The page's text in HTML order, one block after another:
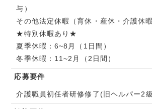
与）
その他法定休暇（育休・産休・介護休暇
★特別休暇あり★
夏季休暇：6~8月（1日間）
冬季休暇：11~2月（2日間）
応募要件
介護職員初任者研修修了(旧ヘルパー2